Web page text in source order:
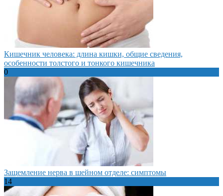
Кишечник человека: длина кишки, общие сведения,
особенности толстого и тонкого кишечника
0
Защемление нерва в шейном отделе: симптомы
14